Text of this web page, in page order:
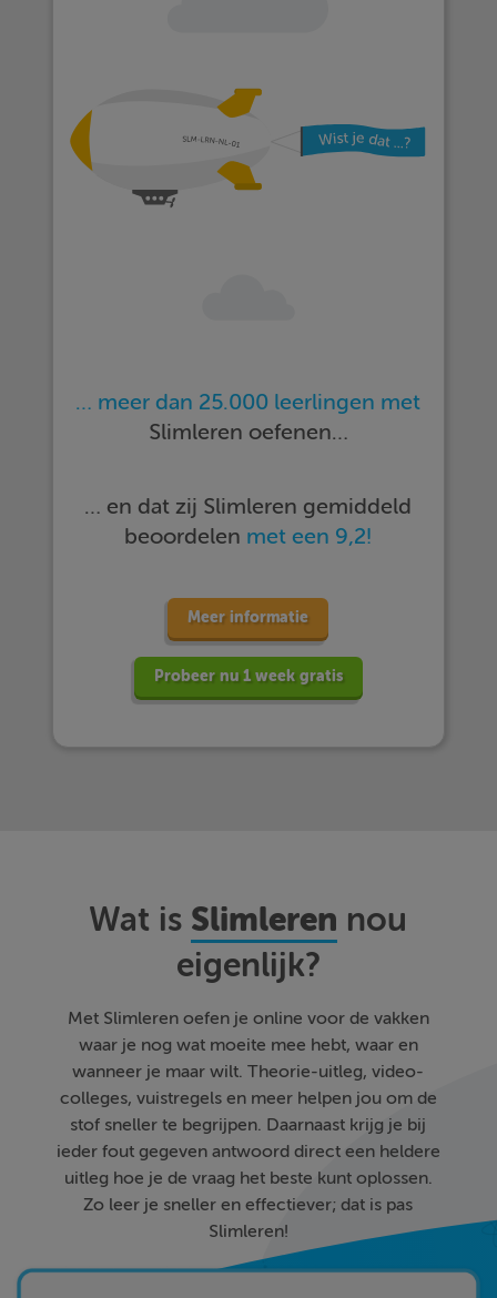
… meer dan 25.000 leerlingen met
Slimleren oefenen…
… en dat zij Slimleren gemiddeld
beoordelen met een 9,2!
Meer informatie
Probeer nu 1 week gratis
Wat is Slimleren nou
eigenlijk?
Met Slimleren oefen je online voor de vakken
waar je nog wat moeite mee hebt, waar en
wanneer je maar wilt. Theorie-uitleg, video-
colleges, vuistregels en meer helpen jou om de
stof sneller te begrijpen. Daarnaast krijg je bij
ieder fout gegeven antwoord direct een heldere
uitleg hoe je de vraag het beste kunt oplossen.
Zo leer je sneller en effectiever; dat is pas
Slimleren!